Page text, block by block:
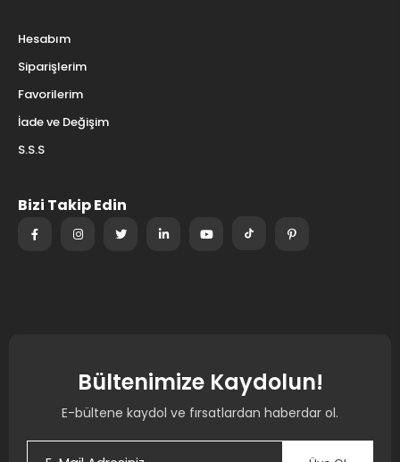
Hesabım
Siparişlerim
Favorilerim
İade ve Değişim
S.S.S
Bizi Takip Edin
Bültenimize Kaydolun!
E-bültene kaydol ve fırsatlardan haberdar ol.